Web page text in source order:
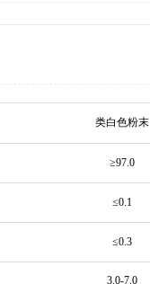
类白色粉末
≥97.0
≤0.1
≤0.3
3.0-7.0